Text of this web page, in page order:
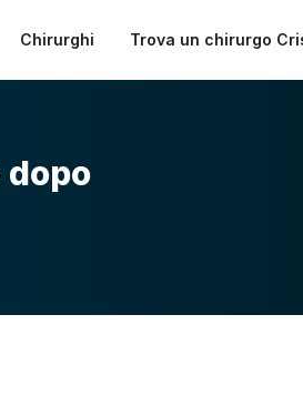
Chirurghi Trova un chirurgo
dopo